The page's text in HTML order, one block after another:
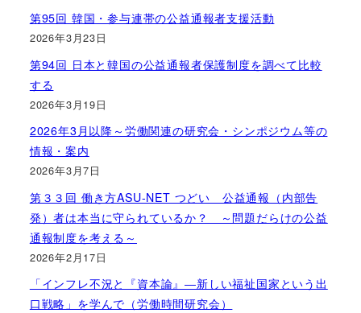
第95回 韓国・参与連帯の公益通報者支援活動
2026年3月23日
第94回 日本と韓国の公益通報者保護制度を調べて比較
する
2026年3月19日
2026年3月以降～労働関連の研究会・シンポジウム等の
情報・案内
2026年3月7日
第３３回 働き方ASU-NET つどい 公益通報（内部告
発）者は本当に守られているか？ ～問題だらけの公益
通報制度を考える～
2026年2月17日
「インフレ不況と『資本論』―新しい福祉国家という出
口戦略」を学んで（労働時間研究会）